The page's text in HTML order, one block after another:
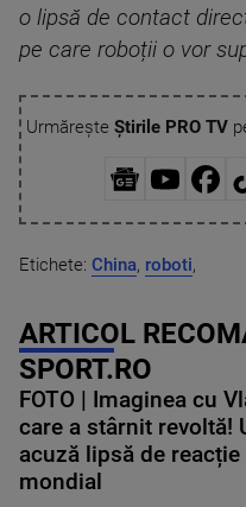
o lipsă de contact
pe care roboții o vor
Urmărește Știrile PRO TV
Etichete: China, roboti,
ARTICOL
SPORT.RO
FOTO | Imaginea cu
care a stârnit revoltă!
acuză lipsă de reacție
mondial